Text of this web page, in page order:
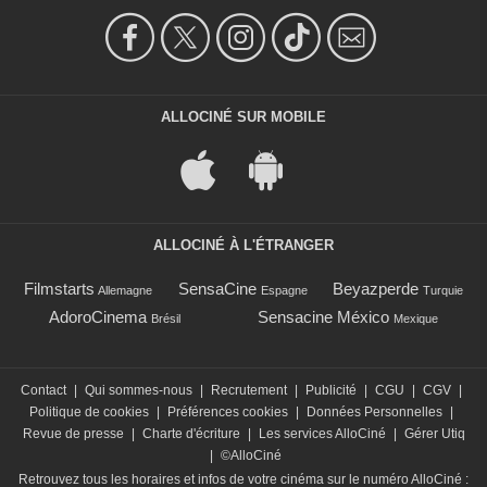
ALLOCINÉ SUR MOBILE
ALLOCINÉ À L'ÉTRANGER
Filmstarts Allemagne SensaCine Espagne Beyazperde Turquie
AdoroCinema Brésil Sensacine México Mexique
Contact | Qui sommes-nous | Recrutement | Publicité | CGU | CGV |
Politique de cookies | Préférences cookies | Données Personnelles |
Revue de presse
| Charte d'écriture | Les services AlloCiné | Gérer Utiq
| ©AlloCiné
Retrouvez tous les horaires et infos de votre cinéma sur le numéro AlloCiné :